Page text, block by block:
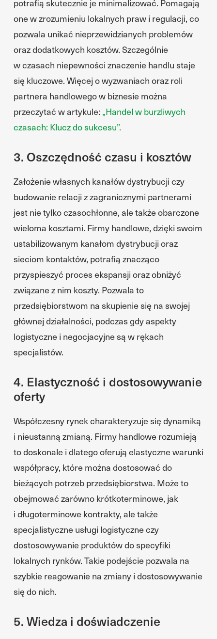
potrafią skutecznie je minimalizować. Pomagają
one w zrozumieniu lokalnych praw i regulacji, co
pozwala unikać nieprzewidzianych problemów
oraz dodatkowych kosztów. Szczególnie
w czasach niepewności znaczenie handlu staje
się kluczowe. Więcej o wyzwaniach oraz roli
partnera handlowego w biznesie można
przeczytać w artykule: „Handel w burzliwych
czasach: Klucz do sukcesu”.
3. Oszczędność czasu i kosztów
Założenie własnych kanałów dystrybucji czy
budowanie relacji z zagranicznymi partnerami
jest nie tylko czasochłonne, ale także obarczone
wieloma kosztami. Firmy handlowe, dzięki swoim
ustabilizowanym kanałom dystrybucji oraz
sieciom kontaktów, potrafią znacząco
przyspieszyć proces ekspansji oraz obniżyć
związane z nim koszty. Pozwala to
przedsiębiorstwom na skupienie się na swojej
głównej działalności, podczas gdy aspekty
logistyczne i negocjacyjne są w rękach
specjalistów.
4. Elastyczność i dostosowywanie
oferty
Współczesny rynek charakteryzuje się dynamiką
i nieustanną zmianą. Firmy handlowe rozumieją
to doskonale i dlatego oferują elastyczne warunki
współpracy, które można dostosować do
bieżących potrzeb przedsiębiorstwa. Może to
obejmować zarówno krótkoterminowe, jak
i długoterminowe kontrakty, ale także
specjalistyczne usługi logistyczne czy
dostosowywanie produktów do specyfiki
lokalnych rynków. Takie podejście pozwala na
szybkie reagowanie na zmiany i dostosowywanie
się do nich.
5. Wiedza i doświadczenie